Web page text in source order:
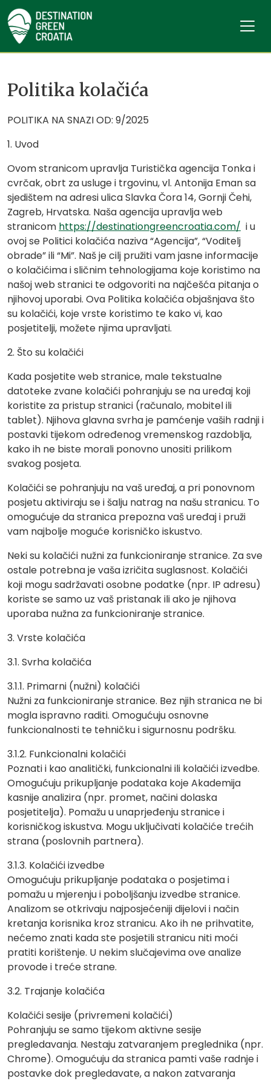
Politika kolačića
POLITIKA NA SNAZI OD: 9/2025
1. Uvod
Ovom stranicom upravlja Turistička agencija Tonka i
cvrčak, obrt za usluge i trgovinu, vl. Antonija Eman sa
sjedištem na adresi ulica Slavka Čora 14, Gornji Čehi,
Zagreb, Hrvatska. Naša agencija upravlja web
stranicom https://destinationgreencroatia.com/ i u
ovoj se Politici kolačića naziva “Agencija”, “Voditelj
obrade” ili “Mi”. Naš je cilj pružiti vam jasne informacije
o kolačićima i sličnim tehnologijama koje koristimo na
našoj web stranici te odgovoriti na najčešća pitanja o
njihovoj uporabi. Ova Politika kolačića objašnjava što
su kolačići, koje vrste koristimo te kako vi, kao
posjetitelji, možete njima upravljati.
2. Što su kolačići
Kada posjetite web stranice, male tekstualne
datoteke zvane kolačići pohranjuju se na uređaj koji
koristite za pristup stranici (računalo, mobitel ili
tablet). Njihova glavna svrha je pamćenje vaših radnji i
postavki tijekom određenog vremenskog razdoblja,
kako ih ne biste morali ponovno unositi prilikom
svakog posjeta.
Kolačići se pohranjuju na vaš uređaj, a pri ponovnom
posjetu aktiviraju se i šalju natrag na našu stranicu. To
omogućuje da stranica prepozna vaš uređaj i pruži
vam najbolje moguće korisničko iskustvo.
Neki su kolačići nužni za funkcioniranje stranice. Za sve
ostale potrebna je vaša izričita suglasnost. Kolačići
koji mogu sadržavati osobne podatke (npr. IP adresu)
koriste se samo uz vaš pristanak ili ako je njihova
uporaba nužna za funkcioniranje stranice.
3. Vrste kolačića
3.1. Svrha kolačića
3.1.1. Primarni (nužni) kolačići
Nužni za funkcioniranje stranice. Bez njih stranica ne bi
mogla ispravno raditi. Omogućuju osnovne
funkcionalnosti te tehničku i sigurnosnu podršku.
3.1.2. Funkcionalni kolačići
Poznati i kao analitički, funkcionalni ili kolačići izvedbe.
Omogućuju prikupljanje podataka koje Akademija
kasnije analizira (npr. promet, načini dolaska
posjetitelja). Pomažu u unaprjeđenju stranice i
korisničkog iskustva. Mogu uključivati kolačiće trećih
strana (poslovnih partnera).
3.1.3. Kolačići izvedbe
Omogućuju prikupljanje podataka o posjetima i
pomažu u mjerenju i poboljšanju izvedbe stranice.
Analizom se otkrivaju najposjećeniji dijelovi i način
kretanja korisnika kroz stranicu. Ako ih ne prihvatite,
nećemo znati kada ste posjetili stranicu niti moći
pratiti korištenje. U nekim slučajevima ove analize
provode i treće strane.
3.2. Trajanje kolačića
Kolačići sesije (privremeni kolačići)
Pohranjuju se samo tijekom aktivne sesije
pregledavanja. Nestaju zatvaranjem preglednika (npr.
Chrome). Omogućuju da stranica pamti vaše radnje i
postavke dok pregledavate, a nakon zatvaranja